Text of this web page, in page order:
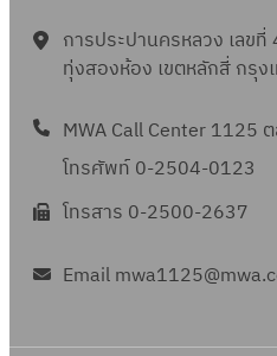
การประปานครหลวง เลข
ทุ่งสองห้อง เขตหลักสี่ กรุ
MWA Call Center 1125
โทรศัพท์ 0-2504-0123
โทรสาร 0-2500-2637
Email